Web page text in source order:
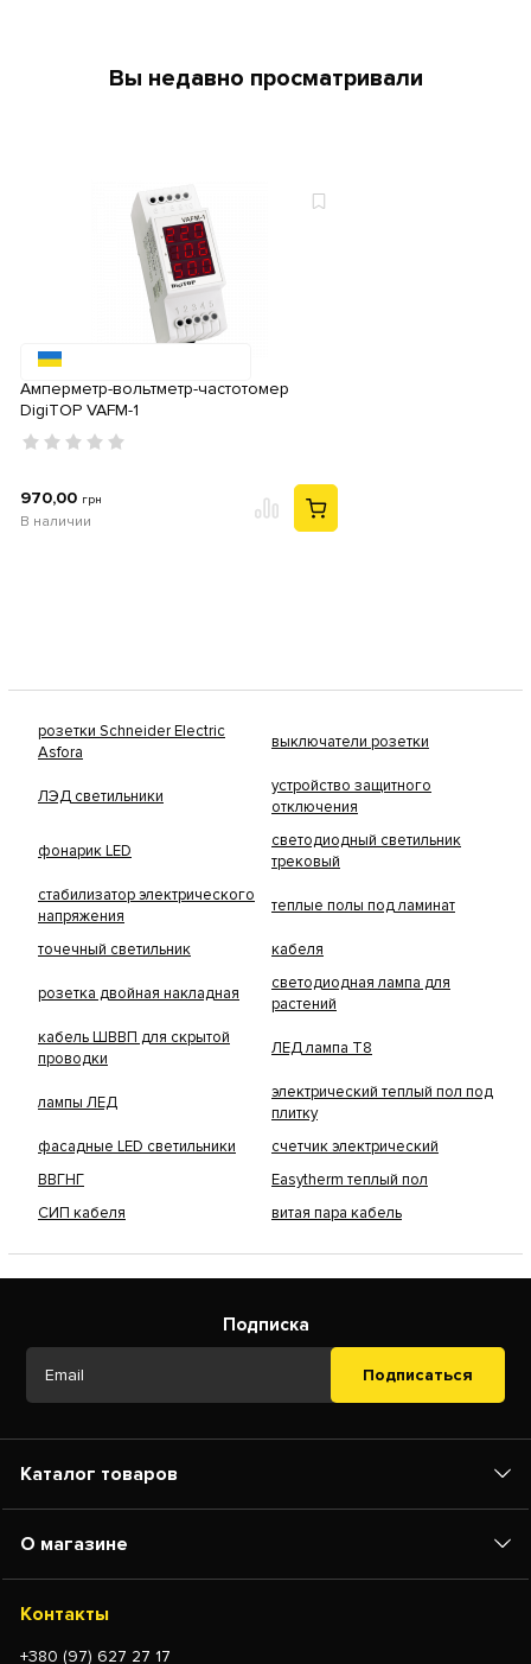
Вы недавно просматривали
Амперметр-вольтметр-частотомер
DigiTOP VAFM-1
970,00 грн
В наличии
розетки Schneider Electric
Asfora
выключатели розетки
ЛЭД светильники
устройство защитного
отключения
фонарик LED
светодиодный светильник
трековый
стабилизатор электрического
напряжения
теплые полы под ламинат
точечный светильник кабеля
розетка двойная накладная
светодиодная лампа для
растений
кабель ШВВП для скрытой
проводки
ЛЕД лампа Т8
лампы ЛЕД
электрический теплый пол под
плитку
фасадные LED светильники
счетчик электрический
ВВГНГ
Easytherm теплый пол
СИП кабеля
витая пара кабель
Подписка
Подписаться
Каталог товаров
О магазине
Контакты
+380 (97) 627 27 17